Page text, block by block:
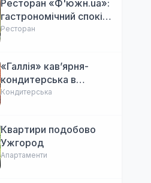
Ресторан «Ф'южн.ua»:
гастрономічний спокій
Ужгорода. Авторська
Ресторан
«Галлія» кав’ярня-
кондитерська в
Ужгороді
Кондитерська
Квартири подобово
Ужгород
Апартаменти